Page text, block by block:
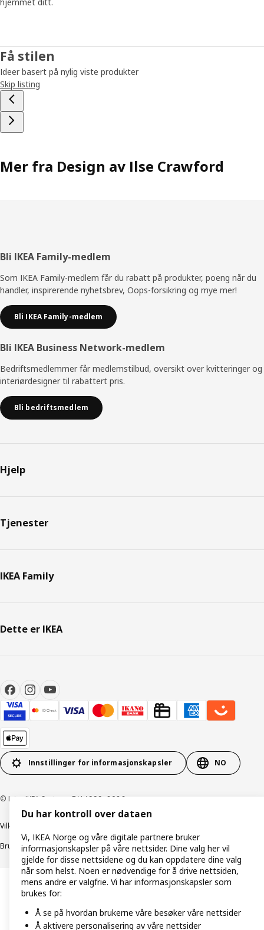
Få stilen
Ideer basert på nylig viste produkter
Skip listing
Mer fra Design av Ilse Crawford
Bunntekst
Bli IKEA Family-medlem
Som IKEA Family-medlem får du rabatt på produkter, poeng når du
handler, inspirerende nyhetsbrev, Oops-forsikring og mye mer!
Bli IKEA Family-medlem
Bli IKEA Business Network-medlem
Bedriftsmedlemmer får medlemstilbud, oversikt over kvitteringer og
interiørdesigner til rabattert pris.
Bli bedriftsmedlem
Hjelp
Tjenester
IKEA Family
Dette er IKEA
Innstillinger for informasjonskapsler NO
© Inter IKEA Systems B.V. 1999–2026
Vilkår og betingelser
Bruk av informasjonskapsler (Cookies) Retningslinjer for ansvarlig avsløring
Du har kontroll over dataen
Vi, IKEA Norge og våre digitale partnere bruker
informasjonskapsler på våre nettsider. Dine valg her vil
gjelde for disse nettsidene og du kan oppdatere dine valg
når som helst. Noen er nødvendige for å drive nettsiden,
mens andre er valgfrie. Vi har informasjonskapsler som
brukes for:
Å se på hvordan brukerne våre besøker våre nettsider
Å aktivere personalisering av våre nettsider